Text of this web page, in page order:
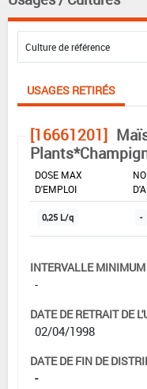
USAGES RETIRÉS
[16661201]
DOSE MAX
D'EMPLOI
0,25 L/q -
INTERVALLE
-
DATE DE RETRAIT DE
02/04/1998
DATE DE FIN DE
-